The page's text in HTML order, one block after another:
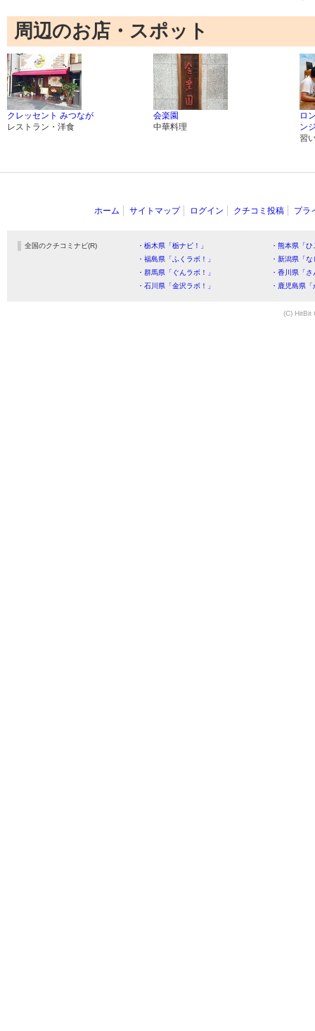
周辺のお店・スポット
クレッセント みつなが
レストラン・洋食
会楽園
中華料理
ロ
ン
習
ホーム サイトマップ ログイン クチコミ投稿 プラ
全国のクチコミナビ(R) ・栃木県「栃ナビ！」
・熊本県「
・福島県「ふくラボ！」
・新潟県「
・群馬県「ぐんラボ！」
・香川県「
・石川県「金沢ラボ！」
・鹿児島県
(C) HitBit